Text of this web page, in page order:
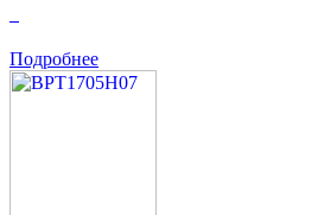
Подробнее